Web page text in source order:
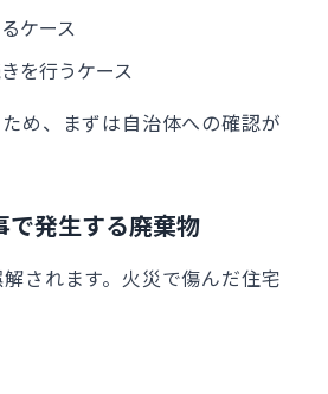
ケース
を行うケース
め、まずは自治体への確認が
で発生する廃棄物
されます。火災で傷んだ住宅